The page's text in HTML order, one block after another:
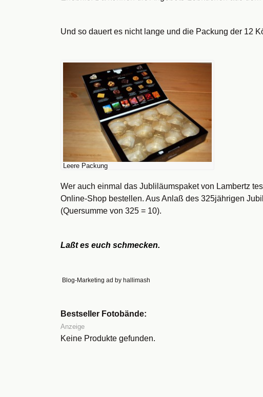
Und so dauert es nicht lange und die Packung der 12
Leere Packung
Wer auch einmal das Jubliläumspaket von Lambertz
Online-Shop bestellen. Aus Anlaß des 325jährigen
(Quersumme von 325 = 10).
Laßt es euch schmecken.
Blog-Marketing ad by hallimash
Bestseller Fotobände:
Anzeige
Keine Produkte gefunden.